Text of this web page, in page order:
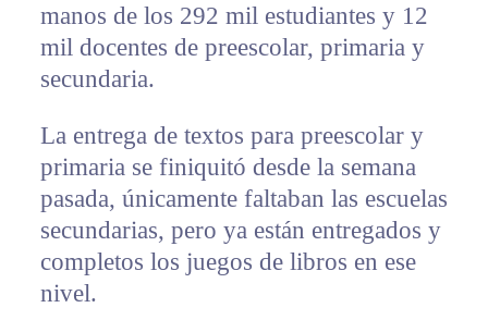
manos de los 292 mil estudiantes y 12
mil docentes de preescolar, primaria y
secundaria.
La entrega de textos para preescolar y
primaria se finiquitó desde la semana
pasada, únicamente faltaban las escuelas
secundarias, pero ya están entregados y
completos los juegos de libros en ese
nivel.